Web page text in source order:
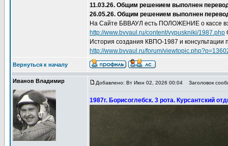
11.03.26. Общим решением выполнен
26.05.26. Общим решением выполнен
На Сайте БВВАУЛ есть ПОЛОЖЕНИЕ о кассе
http://www.bvvaul.ru/content/vypuskniki/1987.php
История создания КВПО-1987 и консультации
http://www.bvvaul.ru/forum/
Вернуться к началу
Иванов Владимир Добавлено: Вт Июн 02, 2026 00:04 Заголовок
1987г. Борисоглебск. 3 рота. Курсантский